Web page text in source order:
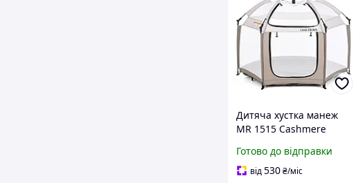
Дитяча хустка манеж
MR 1515 Cashmere
buzyna
Готово до відправки
від530₴/міс